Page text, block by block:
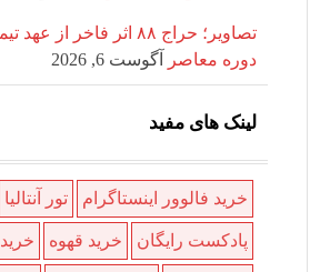
تصاویر؛ حراج ۸۸ اثر فاخر از
دوره معاصر
آگوست 6, 2026
لینک های مفید
خرید فالوور اینستاگرام تور آنتالیا
پادکست رایگان خرید قهوه